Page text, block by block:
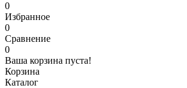
0
Избранное
0
Сравнение
0
Ваша корзина пуста!
Корзина
Каталог